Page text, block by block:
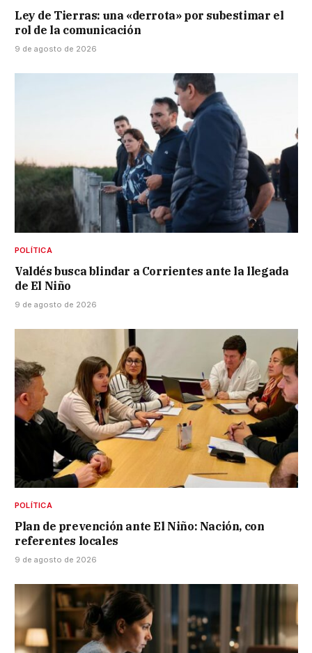
Ley de Tierras: una «derrota» por subestimar el
rol de la comunicación
9 de agosto de 2026
POLÍTICA
Valdés busca blindar a Corrientes ante la llegada
de El Niño
9 de agosto de 2026
POLÍTICA
Plan de prevención ante El Niño: Nación, con
referentes locales
9 de agosto de 2026